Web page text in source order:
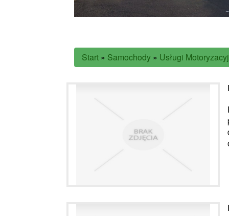
Start » Samochody » Usługi